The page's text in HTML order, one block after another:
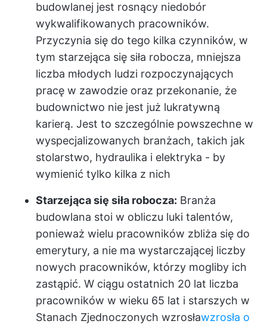
budowlanej jest rosnący niedobór
wykwalifikowanych pracowników.
Przyczynia się do tego kilka czynników, w
tym starzejąca się siła robocza, mniejsza
liczba młodych ludzi rozpoczynających
pracę w zawodzie oraz przekonanie, że
budownictwo nie jest już lukratywną
karierą. Jest to szczególnie powszechne w
wyspecjalizowanych branżach, takich jak
stolarstwo, hydraulika i elektryka - by
wymienić tylko kilka z nich
Starzejąca się siła robocza: Branża
budowlana stoi w obliczu luki talentów,
ponieważ wielu pracowników zbliża się do
emerytury, a nie ma wystarczającej liczby
nowych pracowników, którzy mogliby ich
zastąpić. W ciągu ostatnich 20 lat liczba
pracowników w wieku 65 lat i starszych w
Stanach Zjednoczonych wzrosławzrosła o